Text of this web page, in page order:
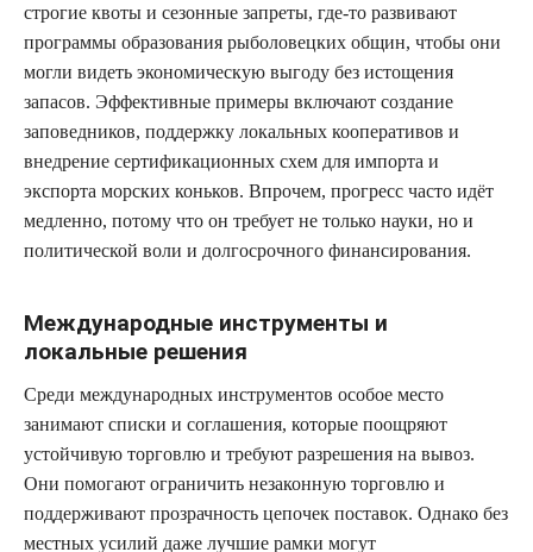
строгие квоты и сезонные запреты, где-то развивают
программы образования рыболовецких общин, чтобы они
могли видеть экономическую выгоду без истощения
запасов. Эффективные примеры включают создание
заповедников, поддержку локальных кооперативов и
внедрение сертификационных схем для импорта и
экспорта морских коньков. Впрочем, прогресс часто идёт
медленно, потому что он требует не только науки, но и
политической воли и долгосрочного финансирования.
Международные инструменты и
локальные решения
Среди международных инструментов особое место
занимают списки и соглашения, которые поощряют
устойчивую торговлю и требуют разрешения на вывоз.
Они помогают ограничить незаконную торговлю и
поддерживают прозрачность цепочек поставок. Однако без
местных усилий даже лучшие рамки могут